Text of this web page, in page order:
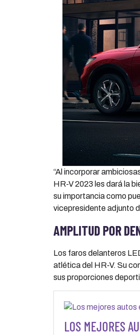
“Al incorporar
HR-V 2023 les dará la
su importancia como
vicepresidente adjunto
AMPLITUD POR
Los faros delanteros
atlética del HR-V. Su
sus proporciones
LOS MEJORES